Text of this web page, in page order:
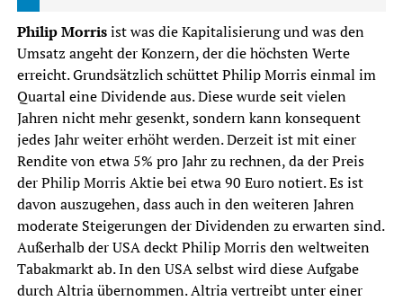
Philip Morrisist was die Kapitalisierung und was den
Umsatz angeht der Konzern, der die höchsten Werte
erreicht. Grundsätzlich schüttet Philip Morris einmal im
Quartal eine Dividende aus. Diese wurde seit vielen
Jahren nicht mehr gesenkt, sondern kann konsequent
jedes Jahr weiter erhöht werden. Derzeit ist mit einer
Rendite von etwa 5% pro Jahr zu rechnen, da der Preis
der Philip Morris Aktie bei etwa 90 Euro notiert. Es ist
davon auszugehen, dass auch in den weiteren Jahren
moderate Steigerungen der Dividenden zu erwarten sind.
Außerhalb der USA deckt Philip Morris den weltweiten
Tabakmarkt ab. In den USA selbst wird diese Aufgabe
durch Altria übernommen. Altria vertreibt unter einer